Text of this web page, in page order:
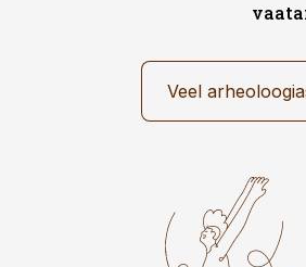
Veel